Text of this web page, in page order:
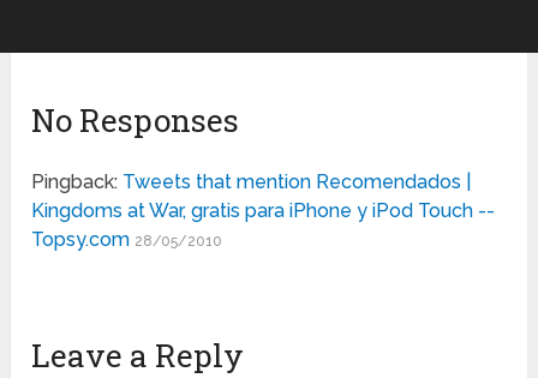
No Responses
Pingback: Tweets that mention Recomendados |
Kingdoms at War, gratis para iPhone y iPod Touch --
Topsy.com 28/05/2010
Leave a Reply